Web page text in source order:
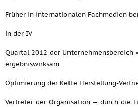
Früher in internationalen Fachmedien
in der IV
Quartal 2012 der Unternehmensbereich
ergebniswirksam
Optimierung der Kette Herstellung-
Vertreter der Organisation — durch die